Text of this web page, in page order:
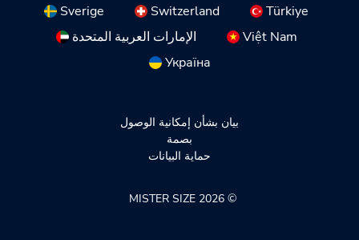
Sverige
Switzerland
Türkiye
الإمارات العربية المتحدة
Việt Nam
Україна
بيان بشأن إمكانية الوصول
بصمة
حماية البيانات
© 2026 MISTER SIZE